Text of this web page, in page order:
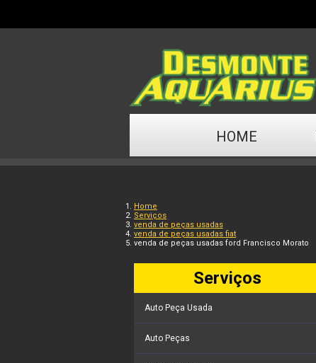
HOME
Home
Serviços
venda de peças usadas
venda de peças usadas fiat
venda de peças usadas ford Francisco Morato
Serviços
Auto Peça Usada
Auto Peças